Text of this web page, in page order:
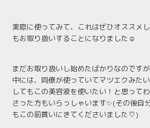
実際に使ってみて、これはぜひオススメ
もお取り扱いすることになりました☺️
まだお取り扱いし始めたばかりなのです
中には、同僚が使っていてマツエクみた
してもこの美容液を使いたい！と思って
さった方もいらっしゃいます✨(その後自
もこの前買いにきてくださいました♡)